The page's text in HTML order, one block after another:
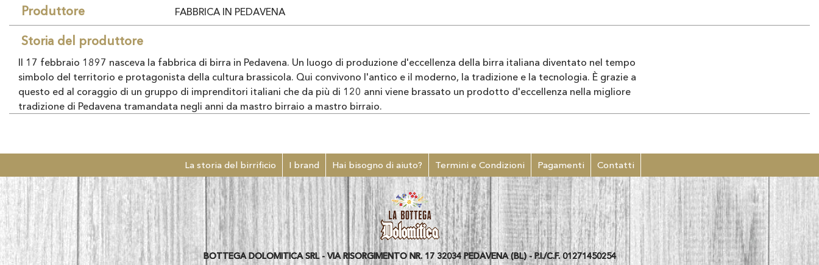
Produttore FABBRICA IN PEDAVENA
Storia del produttore
II 17 febbraio 1897 nasceva la fabbrica di birra in Pedavena. Un luogo di produzione d'eccellenza della birra italiana diventato nel tempo
simbolo del territorio e protago­nista della cultura brassicola. Qui convivono l'antico e il moderno, la tradizione e la tecnologia. È grazie a
questo ed al coraggio di un gruppo di imprenditori italiani che da più di 120 anni viene brassato un prodotto d'eccellenza nella migliore
tradizione di Pedavena tramandata negli anni da mastro birraio a mastro birraio.
La storia del birrificio I brand Hai bisogno di aiuto? Termini e Condizioni Pagamenti Contatti
BOTTEGA DOLOMITICA SRL - VIA RISORGIMENTO NR. 17 32034 PEDAVENA (BL) - P.I./C.F. 01271450254